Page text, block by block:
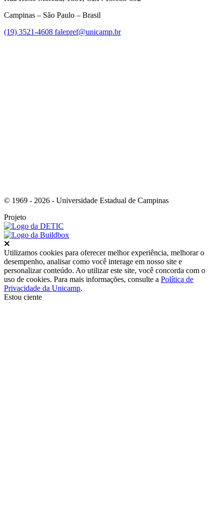
Campinas – São Paulo – Brasil
(19) 3521-4608 falepref@unicamp.br
© 1969 - 2026 - Universidade Estadual de Campinas
Projeto
Utilizamos cookies para oferecer melhor experiência, melhorar o
desempenho, analisar como você interage em nosso site e
personalizar conteúdo. Ao utilizar este site, você concorda com o
uso de cookies. Para mais informações, consulte a Política de
Privacidade da Unicamp.
Estou ciente